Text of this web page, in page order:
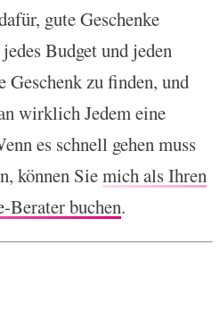
gute Geschenke
Budget und jeden
Geschenk zu finden, und
wirklich Jedem eine
es schnell gehen muss
können Siemich als Ihren
Berater buchen.